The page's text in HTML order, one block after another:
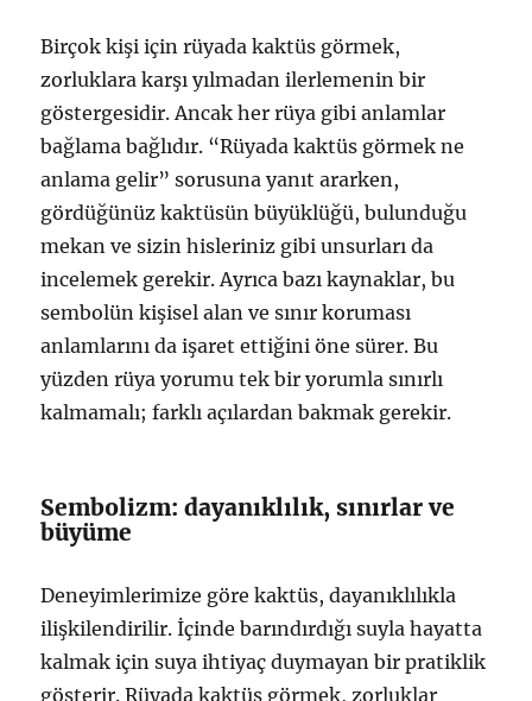
Birçok kişi için rüyada kaktüs görmek,
zorluklara karşı yılmadan ilerlemenin bir
göstergesidir. Ancak her rüya gibi anlamlar
bağlama bağlıdır. “Rüyada kaktüs görmek ne
anlama gelir” sorusuna yanıt ararken,
gördüğünüz kaktüsün büyüklüğü, bulunduğu
mekan ve sizin hisleriniz gibi unsurları da
incelemek gerekir. Ayrıca bazı kaynaklar, bu
sembolün kişisel alan ve sınır koruması
anlamlarını da işaret ettiğini öne sürer. Bu
yüzden rüya yorumu tek bir yorumla sınırlı
kalmamalı; farklı açılardan bakmak gerekir.
Sembolizm: dayanıklılık, sınırlar ve
büyüme
Deneyimlerimize göre kaktüs, dayanıklılıkla
ilişkilendirilir. İçinde barındırdığı suyla hayatta
kalmak için suya ihtiyaç duymayan bir pratiklik
gösterir. Rüyada kaktüs görmek, zorluklar